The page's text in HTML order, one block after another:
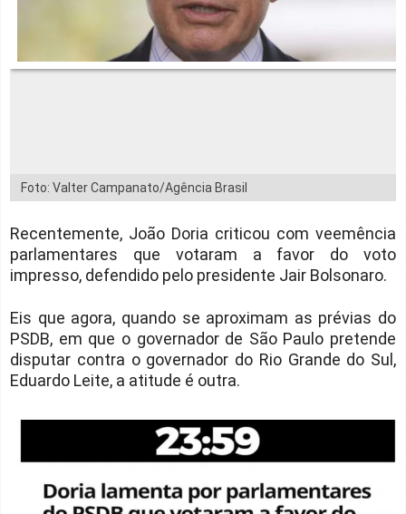
Foto: Valter Campanato/Agência Brasil
Recentemente, João Doria criticou com veemência
parlamentares que votaram a favor do voto
impresso, defendido pelo presidente Jair Bolsonaro.
Eis que agora, quando se aproximam as prévias do
PSDB, em que o governador de São Paulo pretende
disputar contra o governador do Rio Grande do Sul,
Eduardo Leite, a atitude é outra.